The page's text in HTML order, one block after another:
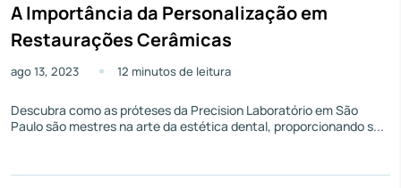
A Importância da Personalização em
Restaurações Cerâmicas
ago 13, 2023 12 minutos de leitura
Descubra como as próteses da Precision Laboratório em São
Paulo são mestres na arte da estética dental, proporcionando s...